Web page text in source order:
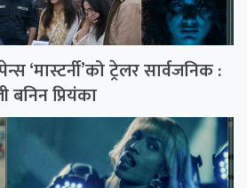
‘मास्टर्नी’को ट्रेलर सार्वजनिक :
बनिन प्रियंका